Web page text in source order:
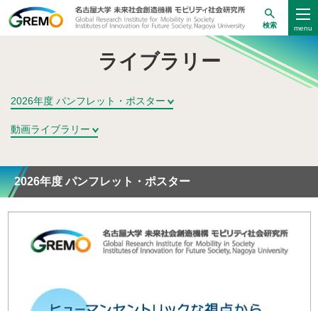
検索
ライブラリー
2026年度 パンフレット・ポスター
動画ライブラリー
2026年度 パンフレット・ポスター